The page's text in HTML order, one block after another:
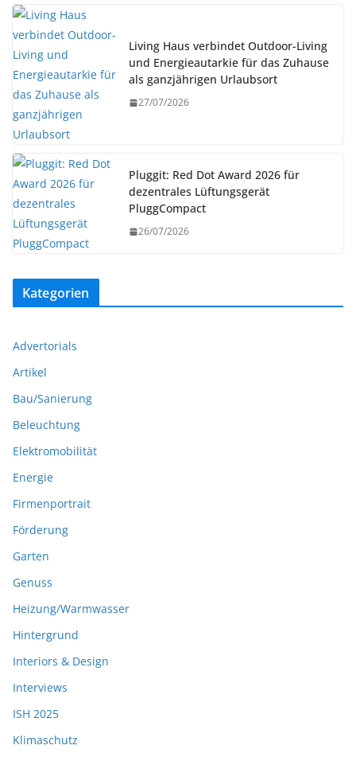
Living Haus verbindet Outdoor-Living
und Energieautarkie für das Zuhause
als ganzjährigen Urlaubsort
27/07/2026
Pluggit: Red Dot Award 2026 für
dezentrales Lüftungsgerät
PluggCompact
26/07/2026
Kategorien
Advertorials
Artikel
Bau/Sanierung
Beleuchtung
Elektromobilität
Energie
Firmenportrait
Förderung
Garten
Genuss
Heizung/Warmwasser
Hintergrund
Interiors & Design
Interviews
ISH 2025
Klimaschutz